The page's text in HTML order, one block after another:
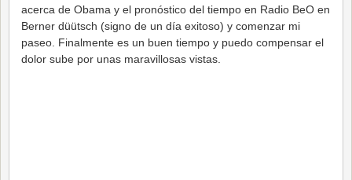
acerca de Obama y el pronóstico del tiempo en Radio BeO en
Berner düütsch (signo de un día exitoso) y comenzar mi
paseo. Finalmente es un buen tiempo y puedo compensar el
dolor sube por unas maravillosas vistas.